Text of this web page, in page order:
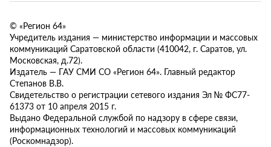
© «Регион 64»
Учредитель издания — министерство информации и массовых
коммуникаций Саратовской области (410042, г. Саратов, ул.
Московская, д.72).
Издатель — ГАУ СМИ СО «Регион 64». Главный редактор
Степанов В.В.
Свидетельство о регистрации сетевого издания Эл № ФС77-
61373 от 10 апреля 2015 г.
Выдано Федеральной службой по надзору в сфере связи,
информационных технологий и массовых коммуникаций
(Роскомнадзор).